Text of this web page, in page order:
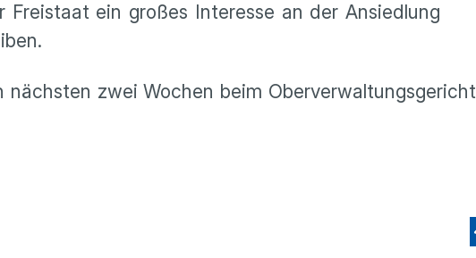
ein großes Interesse an der Ansiedlung
zwei Wochen beim Oberverwaltungsgericht